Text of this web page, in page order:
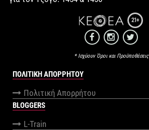
21+
* Ισχύουν Όροι και Προϋποθέσεις
ΠΟΛΙΤΙΚΉ ΑΠΟΡΡΉΤΟΥ
Πολιτική Απορρήτου
BLOGGERS
L-Train